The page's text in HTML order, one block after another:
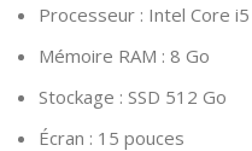
Processeur : Intel Core
Mémoire RAM : 8 Go
Stockage : SSD 512 Go
Écran : 15 pouces